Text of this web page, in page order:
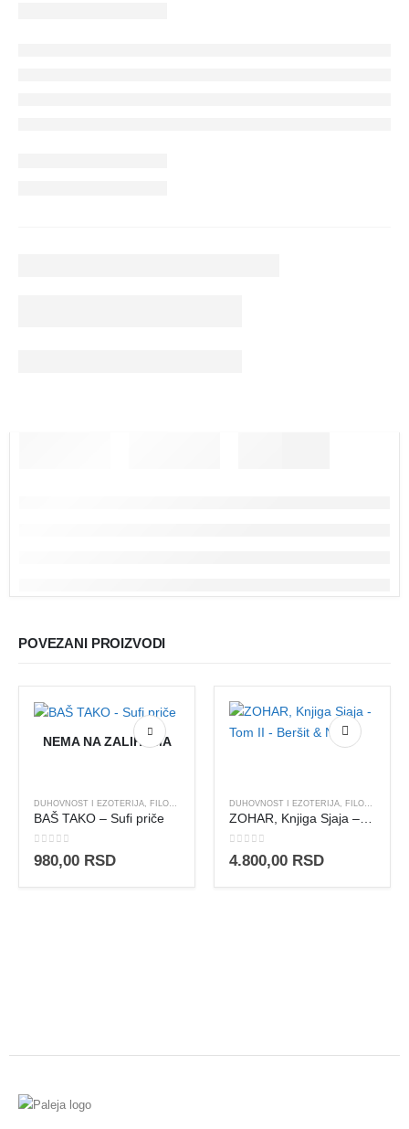
POVEZANI PROIZVODI
NEMA NA ZALIHAMA
DUHOVNOST I EZOTERIJA FILOZOFIJA I TEOZOFIJA ,JOGA I VEDSKA ZNANJA
BAŠ TAKO – Sufi priče
0out of 5
980,00 RSD
DUHOVNOST I EZOTERIJA FILOZOFIJA I TEOZOFIJA
0out of 5
4.800,00 RSD